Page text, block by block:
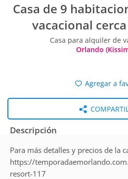
Casa de 9
vacacional
Casa para alquiler de
Orlando
Agregar a
Descripción
Para más detalles y precios de la
https://
resort-117